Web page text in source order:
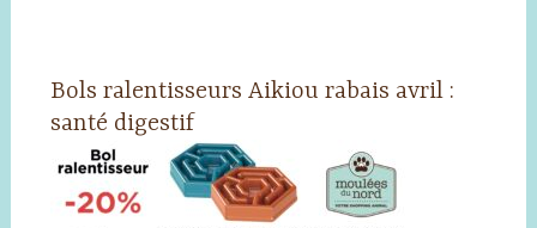
Bols ralentisseurs Aikiou rabais avril :
santé digestif